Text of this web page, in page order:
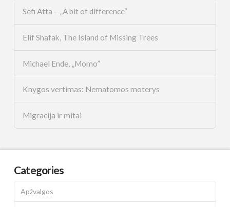
Sefi Atta – „A bit of difference“
Elif Shafak, The Island of Missing Trees
Michael Ende, „Momo”
Knygos vertimas: Nematomos moterys
Migracija ir mitai
Categories
Apžvalgos